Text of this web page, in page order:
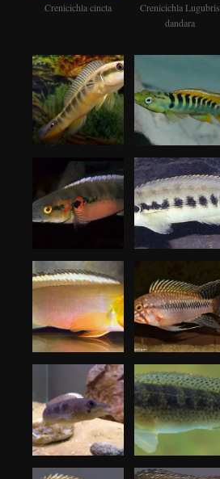
Crenicichla cincta
Crenicichla Lugubris
dandara